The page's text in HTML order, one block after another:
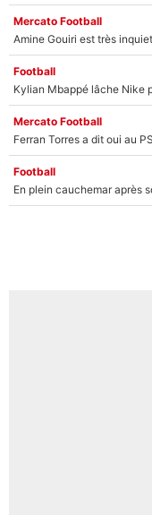
Mercato Football
Football
Mercato Football
Football